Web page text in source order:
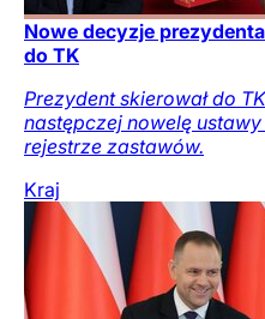
Nowe decyzje
do TK
Prezydent skierował do
następczej nowelę
rejestrze zastawów.
Kraj